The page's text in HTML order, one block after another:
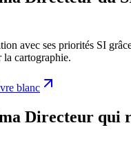
avec ses priorités SI
la cartographie.
blanc
Directeur qui